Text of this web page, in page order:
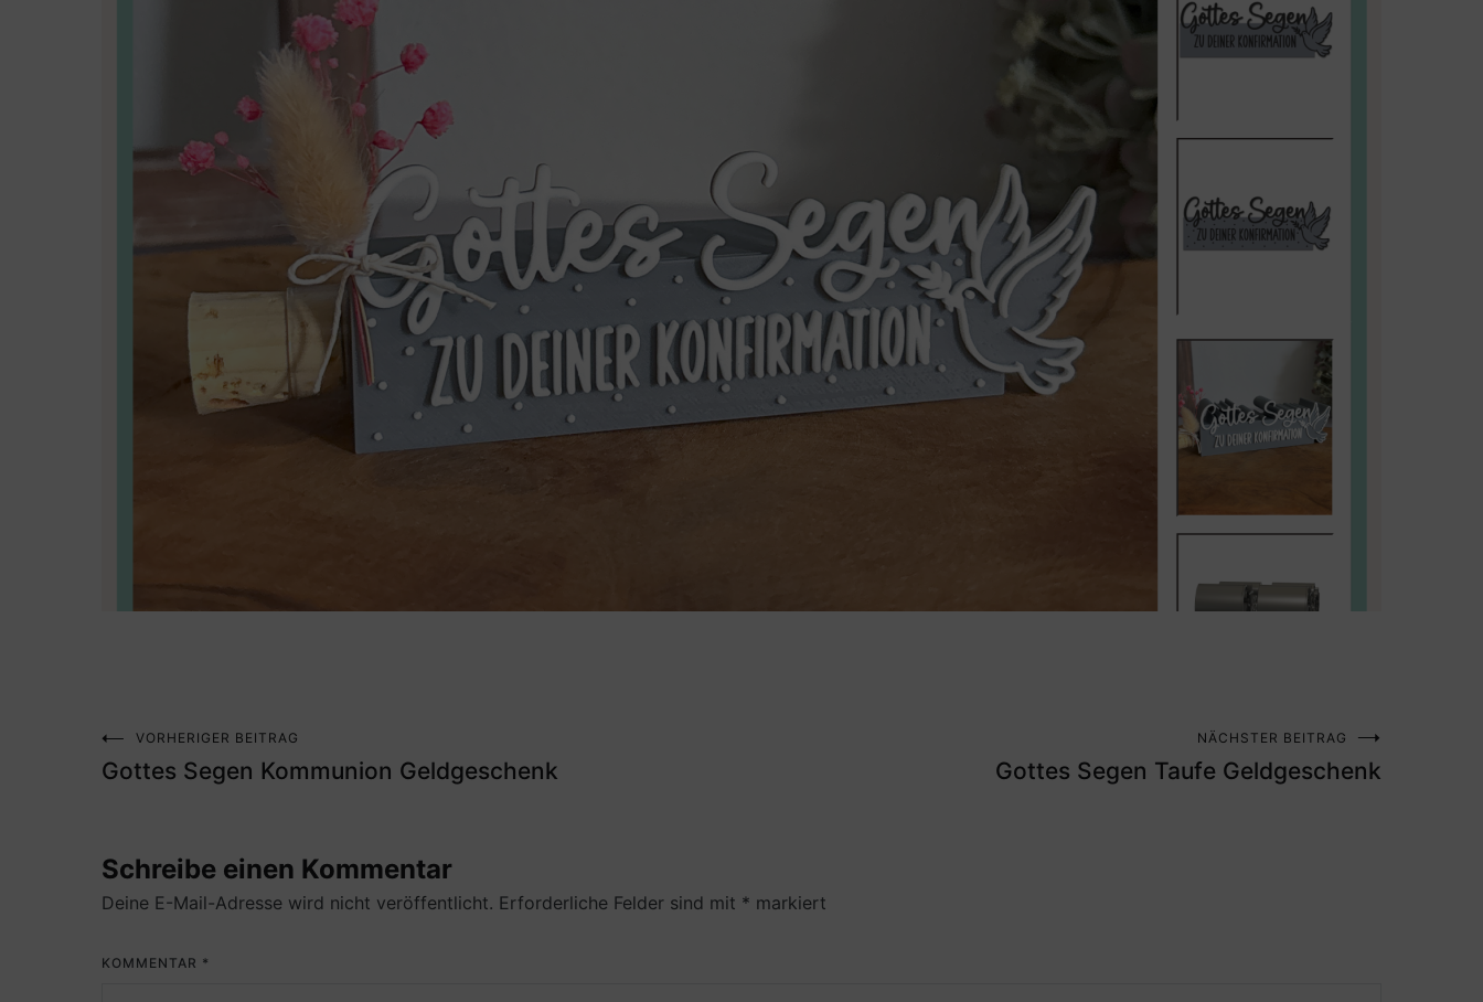
Beitragsnavigation
VORHERIGER BEITRAG
Gottes Segen Kommunion Geldgeschenk
NÄCHSTER BEITRAG
Gottes Segen Taufe Geldgeschenk
Schreibe einen Kommentar
Deine E-Mail-Adresse wird nicht veröffentlicht. Erforderliche Felder sind mit * markiert
KOMMENTAR *